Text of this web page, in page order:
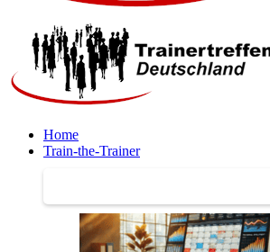
Home
Train-the-Trainer